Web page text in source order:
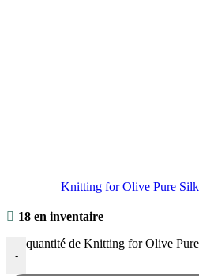
Knitting for Olive Pure
18 en inventaire
-
quantité de Knitting for Olive